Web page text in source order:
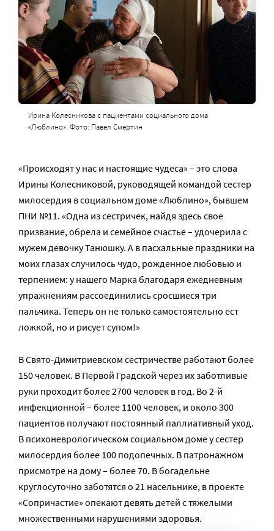
Ирина Колесникова с пациентами социального дома
«Люблино». Фото: Павел Смертин
«Происходят у нас и настоящие чудеса» – это слова
Ирины Колесниковой, руководящей командой сестер
милосердия в социальном доме «Люблино», бывшем
ПНИ №11. «Одна из сестричек, найдя здесь свое
призвание, обрела и семейное счастье – удочерила с
мужем девочку Танюшку. А в пасхальные праздники на
моих глазах случилось чудо, рожденное любовью и
терпением: у нашего Марка благодаря ежедневным
упражнениям рассоединились сросшиеся три
пальчика. Теперь он не только самостоятельно ест
ложкой, но и рисует супом!»
В Свято-Димитриевском сестричестве работают более
150 человек. В Первой Градской через их заботливые
руки проходит более 2700 человек в год. Во 2-й
инфекционной – более 1100 человек, и около 300
пациентов получают постоянный паллиативный уход.
В психоневрологическом социальном доме у сестер
милосердия более 100 подопечных. В патронажном
присмотре на дому – более 70. В богадельне
круглосуточно заботятся о 21 насельнике, в проекте
«Сопричастие» опекают девять детей с тяжелыми
множественными нарушениями здоровья.